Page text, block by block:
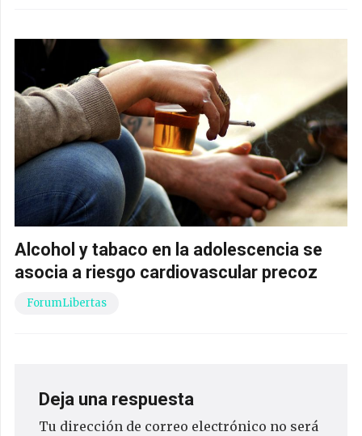
Alcohol y tabaco en la adolescencia se
asocia a riesgo cardiovascular precoz
ForumLibertas
Deja una respuesta
Tu dirección de correo electrónico no será